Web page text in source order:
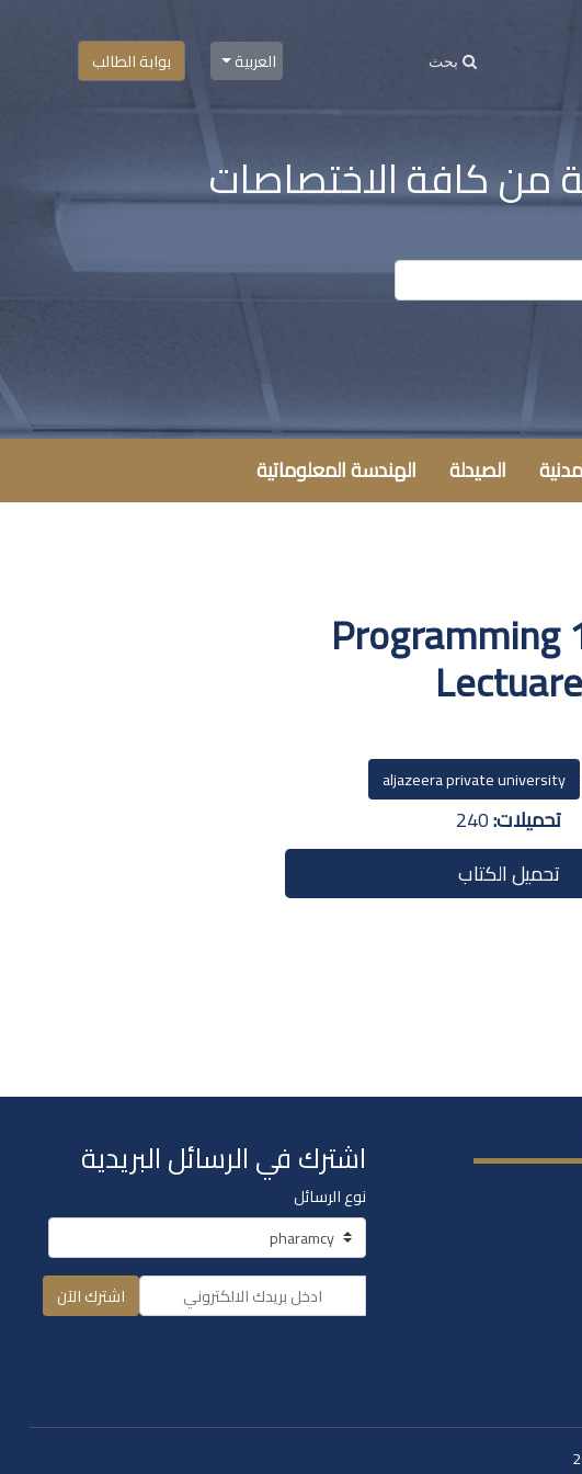
العربية بوابة الطالب
من كافة الاختصاصات
الهندسة المعلوماتية الصيدلة
Programming
Lectuare
aljazeera private university
تحميلات:
تحميل الكتاب
اشترك في الرسائل البريدية
نوع الرسائل
اشترك الآن